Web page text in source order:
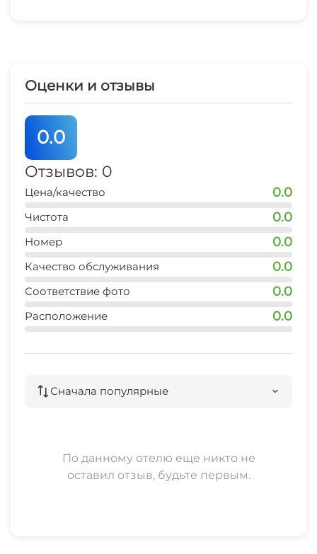
Оценки и отзывы
0.0
Отзывов: 0
Цена/качество 0.0
Чистота 0.0
Номер 0.0
Качество обслуживания 0.0
Соответствие фото 0.0
Расположение 0.0
Сначала популярные
По данному отелю еще никто не
оставил отзыв, будьте первым.